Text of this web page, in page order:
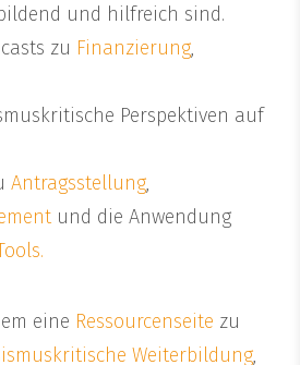
und hilfreich sind.
zu Finanzierung,
Perspektiven auf
Antragsstellung,
und die Anwendung
eine Ressourcenseite zu
Weiterbildung,